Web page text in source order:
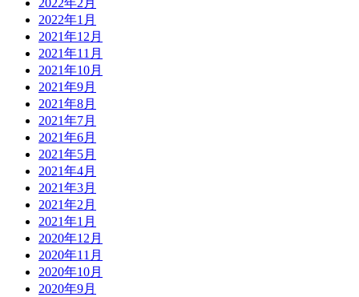
2022年2月
2022年1月
2021年12月
2021年11月
2021年10月
2021年9月
2021年8月
2021年7月
2021年6月
2021年5月
2021年4月
2021年3月
2021年2月
2021年1月
2020年12月
2020年11月
2020年10月
2020年9月